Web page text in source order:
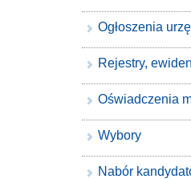
Ogłoszenia
Rejestry,
Oświadczenia
Wybory
Nabór